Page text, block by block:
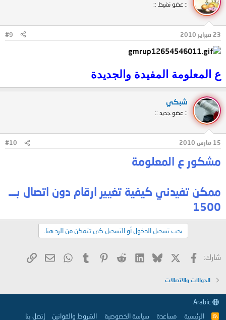
:: عضو نشيط ::
23 فبراير 2010 #9
ع المعلومة المفيدة والجديدة
شبكي
:: عضو جديد ::
15 مارس 2010 #10
مشكور ع المعلومة
ممكن تفيدني كيفية تغيير ارقام دون اتصال بـــ
1500
يجب تسجيل الدخول أو التسجيل كي تتمكن من الرد هنا.
شارك: فيسبوك Bluesky
LinkedIn
Reddit
Pinterest
Tumblr
WhatsApp
البريد
الجوالات والاتصالات
R
الرئيسية مساعدة سياسة الخصوصية الشروط والقوانين إتصل بنا